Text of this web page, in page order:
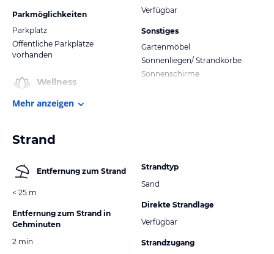
Parkmöglichkeiten
Parkplatz
Öffentliche Parkplätze
vorhanden
Wellness
Verfügbar
Sonstiges
Gartenmöbel
Sonnenliegen/ Strandkörbe
Sonnenschirme
Mehr anzeigen
Strand
Entfernung zum Strand
< 25 m
Entfernung zum Strand in
Gehminuten
2 min
Strandtyp
Sand
Direkte Strandlage
Verfügbar
Strandzugang